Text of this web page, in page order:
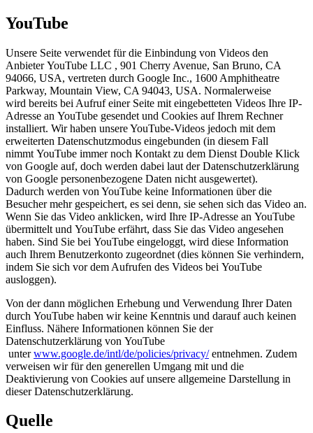
YouTube
Unsere Seite verwendet für die Einbindung von Videos den
Anbieter YouTube LLC , 901 Cherry Avenue, San Bruno, CA
94066, USA, vertreten durch Google Inc., 1600 Amphitheatre
Parkway, Mountain View, CA 94043, USA. Normalerweise
wird bereits bei Aufruf einer Seite mit eingebetteten Videos Ihre IP-
Adresse an YouTube gesendet und Cookies auf Ihrem Rechner
installiert. Wir haben unsere YouTube-Videos jedoch mit dem
erweiterten Datenschutzmodus eingebunden (in diesem Fall
nimmt YouTube immer noch Kontakt zu dem Dienst Double Klick
von Google auf, doch werden dabei laut der Datenschutzerklärung
von Google personenbezogene Daten nicht ausgewertet).
Dadurch werden von YouTube keine Informationen über die
Besucher mehr gespeichert, es sei denn, sie sehen sich das Video an.
Wenn Sie das Video anklicken, wird Ihre IP-Adresse an YouTube
übermittelt und YouTube erfährt, dass Sie das Video angesehen
haben. Sind Sie bei YouTube eingeloggt, wird diese Information
auch Ihrem Benutzerkonto zugeordnet (dies können Sie verhindern,
indem Sie sich vor dem Aufrufen des Videos bei YouTube
ausloggen).
Von der dann möglichen Erhebung und Verwendung Ihrer Daten
durch YouTube haben wir keine Kenntnis und darauf auch keinen
Einfluss. Nähere Informationen können Sie der
Datenschutzerklärung von YouTube
unterwww.google.de/intl/de/policies/privacy/entnehmen. Zudem
verweisen wir für den generellen Umgang mit und die
Deaktivierung von Cookies auf unsere allgemeine Darstellung in
dieser Datenschutzerklärung.
Quelle